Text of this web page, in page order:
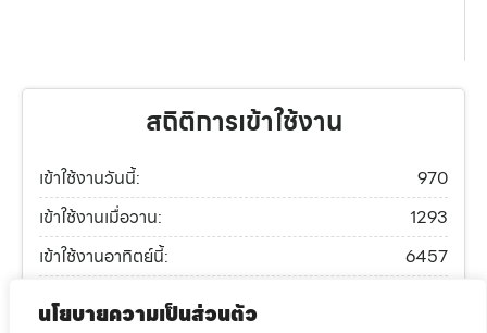
นโยบายความเป็นส่วนตัว
สถิติการเข้าใช้งาน
เข้าใช้งานวันนี้:
970
เข้าใช้งานเมื่อวาน:
1293
เข้าใช้งานอาทิตย์นี้:
6457